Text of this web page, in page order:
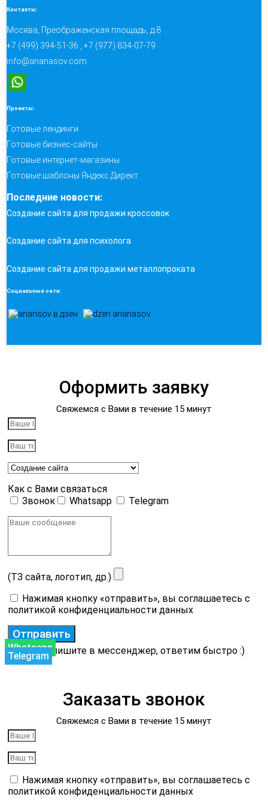
Контакты:
Москва, Преображенская площадь, д.8
+7 (499) 394-51-36 , +7 (977) 834-07-79
info@ananasov.com
Проекты:
Готовые лендинги
Готовые бизнес-сайты
Готовые интернет-магазины
Готовые шаблоны Яндекс.Директ
Последние новости:
Создание сайта для продажи кроссовок
Создание сайта для психолога
Создание сайта для продажи металлопроката
Социальные сети:
Оформить заявку
Свяжемся с Вами в течение 15 минут
Как с Вами связаться
Звонок
Whatsapp Telegram
(ТЗ сайта, логотип, др.)
Нажимая кнопку «отправить», вы соглашаетесь с
политикой конфиденциальности данных
Отправить
или напишите в мессенджер, ответим быстро :)
Whatsapp
Telegram
Заказать звонок
Свяжемся с Вами в течение 15 минут
Нажимая кнопку «отправить», вы соглашаетесь с
политикой конфиденциальности данных